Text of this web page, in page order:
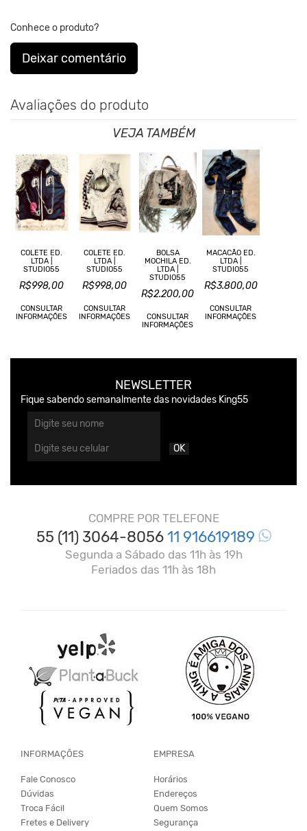
Conhece o produto?
Deixar comentário
Avaliações do produto
VEJA TAMBÉM
COLETE ED.
LTDA |
STUDIO55
R$998,00
CONSULTAR
INFORMAÇÕES
COLETE ED.
LTDA |
STUDIO55
R$998,00
CONSULTAR
INFORMAÇÕES
BOLSA
MOCHILA ED.
LTDA |
STUDIO55
R$2.200,00
CONSULTAR
INFORMAÇÕES
MACACÃO ED.
LTDA |
STUDIO55
R$3.800,00
CONSULTAR
INFORMAÇÕES
NEWSLETTER
Fique sabendo semanalmente das novidades King55
OK
COMPRE POR TELEFONE
55 (11) 3064-805611 916619189
Segunda a Sábado das 11h às 19h
Feriados das 11h às 18h
INFORMAÇÕES
Fale Conosco
Dúvidas
Troca Fácil
Fretes e Delivery
EMPRESA
Horários
Endereços
Quem Somos
Segurança